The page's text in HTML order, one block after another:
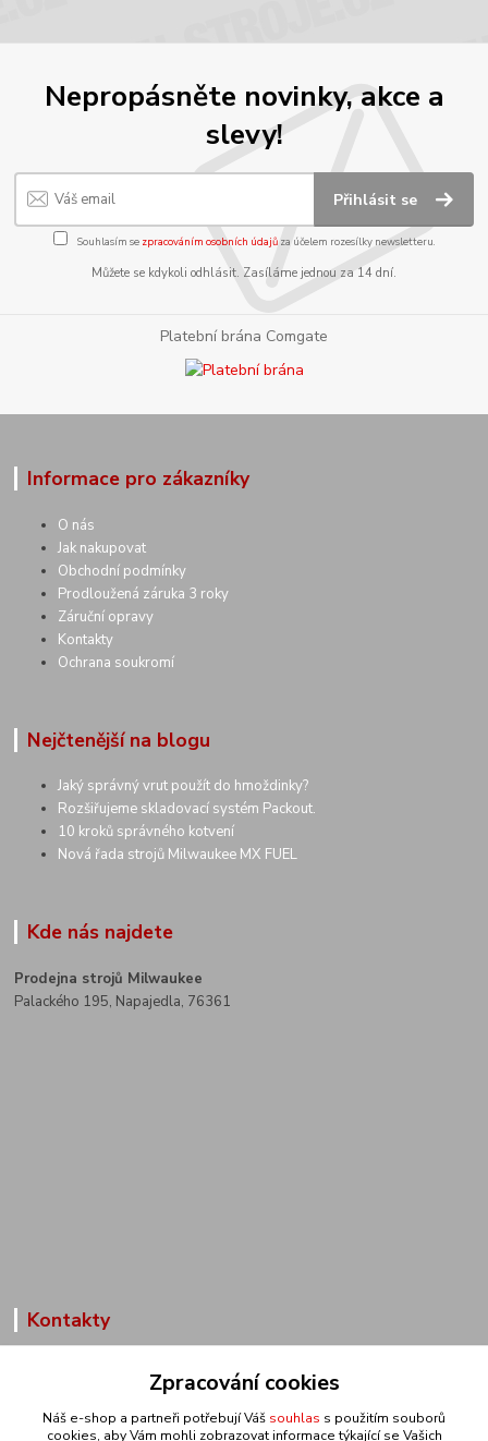
Nepropásněte novinky, akce a
slevy!
Přihlásit se
Souhlasím se zpracováním osobních údajůza účelem rozesílky newsletteru.
Můžete se kdykoli odhlásit. Zasíláme jednou za 14 dní.
Platební brána Comgate
Informace pro zákazníky
O nás
Jak nakupovat
Obchodní podmínky
Prodloužená záruka 3 roky
Záruční opravy
Kontakty
Ochrana soukromí
Nejčtenější na blogu
Jaký správný vrut použít do hmoždinky?
Rozšiřujeme skladovací systém Packout.
10 kroků správného kotvení
Nová řada strojů Milwaukee MX FUEL
Kde nás najdete
Prodejna strojů Milwaukee
Palackého 195, Napajedla, 76361
Kontakty
+420 602 291 257
(Po-Pá, 7,30-15,30 hod.)
Zpracování cookies
Náš e-shop a partneři potřebují Váš souhlas s použitím souborů
cookies, aby Vám mohli zobrazovat informace týkající se Vašich